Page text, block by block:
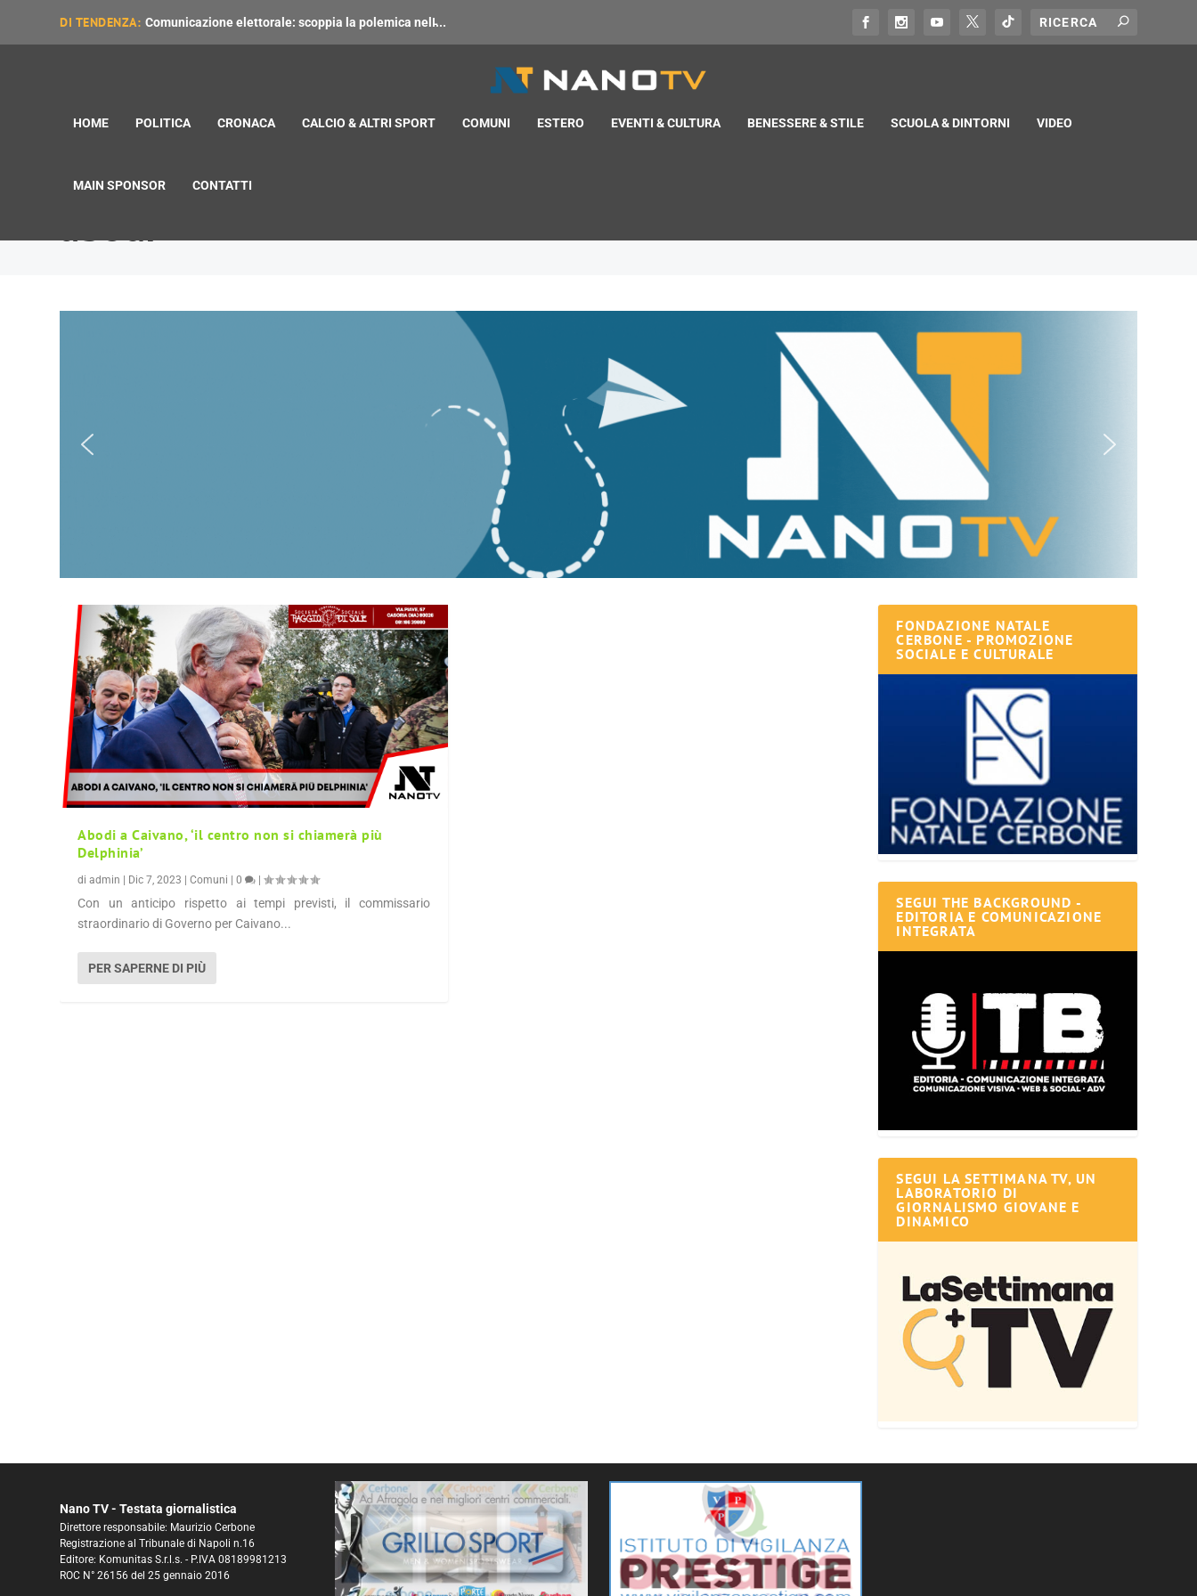
DI TENDENZA: Comunicazione elettorale: scoppia la polemica nell̵...
HOME POLITICA CRONACA CALCIO & ALTRI SPORT COMUNI ESTERO EVENTI & CULTURA BENESSERE & STILE SCUOLA & DINTORNI VIDEO
MAIN SPONSOR CONTATTI
abodi
Abodi a Caivano, ‘il centro non si chiamerà più
Delphinia’
diadmin Dic 7, 2023 |Comuni |0 |
Con un anticipo rispetto ai tempi previsti, il commissario
straordinario di Governo per Caivano...
PER SAPERNE DI PIÙ
FONDAZIONE NATALE
CERBONE - PROMOZIONE
SOCIALE E CULTURALE
SEGUI THE BACKGROUND -
EDITORIA E COMUNICAZIONE
INTEGRATA
SEGUI LA SETTIMANA TV, UN
LABORATORIO DI
GIORNALISMO GIOVANE E
DINAMICO
Nano TV - Testata giornalistica
Direttore responsabile: Maurizio Cerbone
Registrazione al Tribunale di Napoli n.16
Editore: Komunitas S.r.l.s. - P.IVA 08189981213
ROC N° 26156 del 25 gennaio 2016